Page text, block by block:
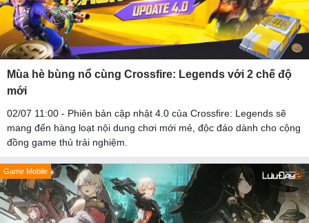
Mùa hè bùng nổ cùng Crossfire: Legends với 2 chế độ
mới
02/07 11:00 - Phiên bản cập nhật 4.0 của Crossfire: Legends sẽ
mang đến hàng loạt nội dung chơi mới mẻ, độc đáo dành cho cộng
đồng game thủ trải nghiệm.
Game Mobile